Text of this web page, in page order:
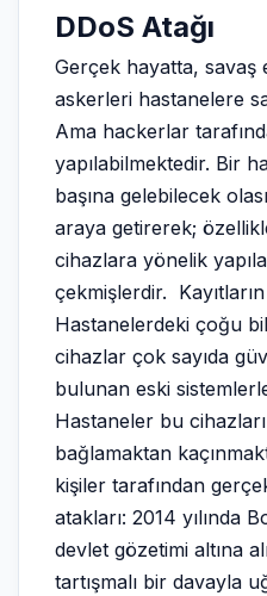
DDoS Atağı
Gerçek hayatta, savaş
askerleri hastanelere
Ama hackerlar
yapılabilmektedir. Bir
başına gelebilecek
araya getirerek;
cihazlara yönelik
çekmişlerdir. Kayıtların
Hastanelerdeki çoğu
cihazlar çok sayıda
bulunan eski
Hastaneler bu
bağlamaktan
kişiler tarafından
atakları: 2014 yılında
devlet gözetimi altına
tartışmalı bir davayla